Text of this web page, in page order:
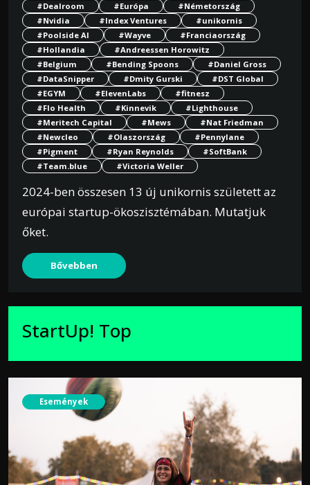
#Dealroom
#Európa
#Németország
#Nvidia
#Index Ventures
#unikornis
#Poolside AI
#Wayve
#Franciaország
#Hollandia
#Andreessen Horowitz
#Belgium
#Bending Spoons
#Daniel Gross
#DataSnipper
#Dmity Gurski
#DST Global
#EGYM
#ElevenLabs
#fitnesz
#Flo Health
#Kinnevik
#Lighthouse
#Meritech Capital
#Mews
#Nat Friedman
#Newcleo
#Olaszország
#Pennylane
#Pigment
#Ryan Reynolds
#SoftBank
#Team.blue
#Victoria Weller
2024-ben összesen 13 új unikornis született az
európai startup-ökoszisztémában. Mutatjuk
őket.
Bővebben
StartUp! Top
Események